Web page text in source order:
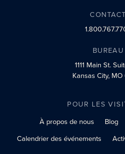
CONTACT
BUREAU
1111 Main St.
Kansas City,
POUR LES
À propos de nous
Blog
Calendrier des événements